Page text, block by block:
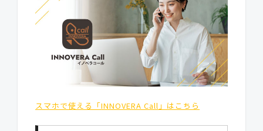
スマホで使える「INNOVERA Call」はこちら